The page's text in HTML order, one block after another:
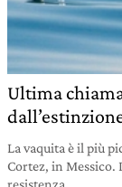
Ultima
La vaquita è il più
Cortez, in Messico.
resistenza.